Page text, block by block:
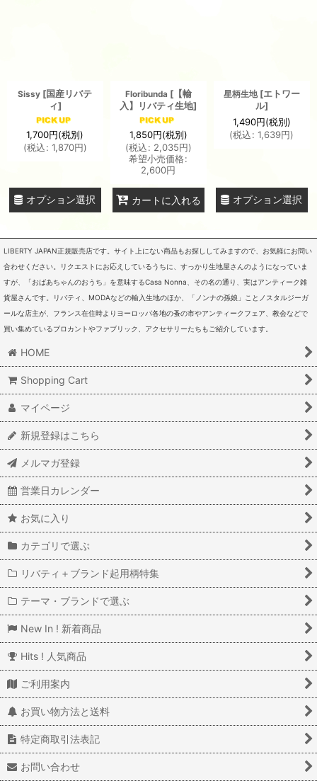
Sissy [国産リバテ
ィ]
1,700円(税別)
(税込: 1,870円)
オプション選択
Floribunda [【輸
入】リバティ生地]
1,850円(税別)
(税込: 2,035円)
希望小売価格:
2,600円
カートに入れる
星柄生地 [エトワー
ル]
1,490円(税別)
(税込: 1,639円)
オプション選択
LIBERTY JAPAN正規販売店です。サイト上にない商品もお探ししてみますので、お気軽にお問い
合わせください。リクエストにお応えしているうちに、すっかり生地屋さんのようになっていま
すが、「おばあちゃんのおうち」を意味するCasa Nonna、その名の通り、実はアンティーク雑
貨屋さんです。リバティ、MODAなどの輸入生地のほか、「ノンナの孫娘」ことノスタルジーガ
ールな店主が、フランス在住時よりヨーロッパ各地の蚤の市やアンティークフェア、教会などで
買い集めているブロカントやファブリック、アクセサリーたちもご紹介しています。
HOME
Shopping Cart
マイページ
新規登録はこちら
メルマガ登録
営業日カレンダー
お気に入り
カテゴリで選ぶ
リバティ＋ブランド起用柄特集
テーマ・ブランドで選ぶ
New In ! 新着商品
Hits ! 人気商品
ご利用案内
お買い物方法と送料
特定商取引法表記
お問い合わせ